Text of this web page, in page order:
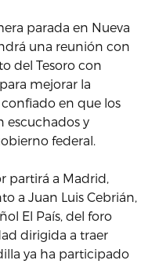
parada en Nueva
una reunión con
del Tesoro con
mejorar la
en que los
escuchados y
federal.
partirá a Madrid,
a Juan Luis Cebrián,
El País, del foro
dirigida a traer
ya ha participado